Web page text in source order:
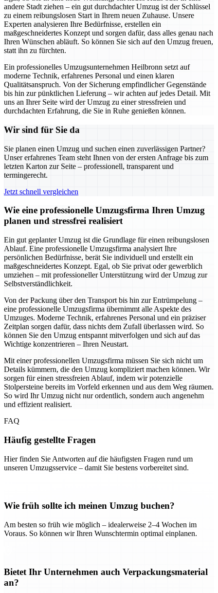
andere Stadt ziehen – ein gut durchdachter Umzug ist der Schlüssel
zu einem reibungslosen Start in Ihrem neuen Zuhause. Unsere
Experten analysieren Ihre Bedürfnisse, erstellen ein
maßgeschneidertes Konzept und sorgen dafür, dass alles genau nach
Ihren Wünschen abläuft. So können Sie sich auf den Umzug freuen,
statt ihn zu fürchten.
Ein professionelles Umzugsunternehmen Heilbronn setzt auf
moderne Technik, erfahrenes Personal und einen klaren
Qualitätsanspruch. Von der Sicherung empfindlicher Gegenstände
bis hin zur pünktlichen Lieferung – wir achten auf jedes Detail. Mit
uns an Ihrer Seite wird der Umzug zu einer stressfreien und
durchdachten Erfahrung, die Sie in Ruhe genießen können.
Wir sind für Sie da
Sie planen einen Umzug und suchen einen zuverlässigen Partner?
Unser erfahrenes Team steht Ihnen von der ersten Anfrage bis zum
letzten Karton zur Seite – professionell, transparent und
termingerecht.
Jetzt schnell vergleichen
Wie eine professionelle Umzugsfirma Ihren Umzug
planen und stressfrei realisiert
Ein gut geplanter Umzug ist die Grundlage für einen reibungslosen
Ablauf. Eine professionelle Umzugsfirma analysiert Ihre
persönlichen Bedürfnisse, berät Sie individuell und erstellt ein
maßgeschneidertes Konzept. Egal, ob Sie privat oder gewerblich
umziehen – mit professioneller Unterstützung wird der Umzug zur
Selbstverständlichkeit.
Von der Packung über den Transport bis hin zur Entrümpelung –
eine professionelle Umzugsfirma übernimmt alle Aspekte des
Umzuges. Moderne Technik, erfahrenes Personal und ein präziser
Zeitplan sorgen dafür, dass nichts dem Zufall überlassen wird. So
können Sie den Umzug entspannt mitverfolgen und sich auf das
Wichtige konzentrieren – Ihren Neustart.
Mit einer professionellen Umzugsfirma müssen Sie sich nicht um
Details kümmern, die den Umzug kompliziert machen können. Wir
sorgen für einen stressfreien Ablauf, indem wir potenzielle
Stolpersteine bereits im Vorfeld erkennen und aus dem Weg räumen.
So wird Ihr Umzug nicht nur ordentlich, sondern auch angenehm
und effizient realisiert.
FAQ
Häufig gestellte Fragen
Hier finden Sie Antworten auf die häufigsten Fragen rund um
unseren Umzugsservice – damit Sie bestens vorbereitet sind.
Wie früh sollte ich meinen Umzug buchen?
Am besten so früh wie möglich – idealerweise 2–4 Wochen im
Voraus. So können wir Ihren Wunschtermin optimal einplanen.
Bietet Ihr Unternehmen auch Verpackungsmaterial
an?